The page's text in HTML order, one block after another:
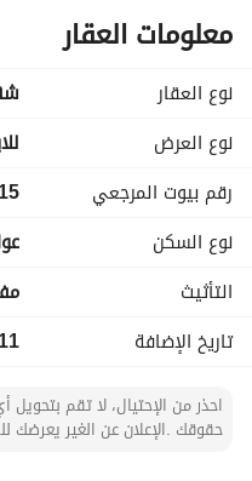
الاماكن السياحية والقريبة:
- فعاليات موسم الرياض
- بوليفارد الرياض سيتي
-مطاعم وكافيهات
- خدمات ( مغسلة،حلاق،
-طريق الأمير محمد بن سلمان
-طريق الملك فهد
معلومات العقار
نوع العقار
نوع العرض
رقم بيوت المرجعي
نوع السكن
التأثيث
تاريخ الإضافة
11 مارس 2026
احذر من الإحتيال، لا تقم بتحويل
حقوقك .الإعلان عن الغير يعرضك